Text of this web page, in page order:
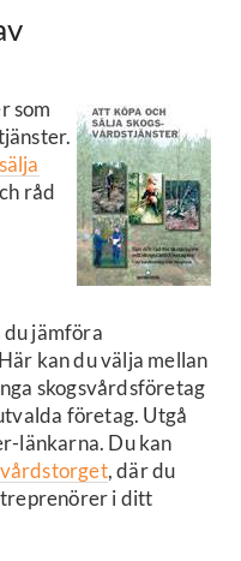
som
råd
jämföra
kan du välja mellan
skogsvårdsföretag
företag. Utgå
länkarna. Du kan
, där du
i ditt